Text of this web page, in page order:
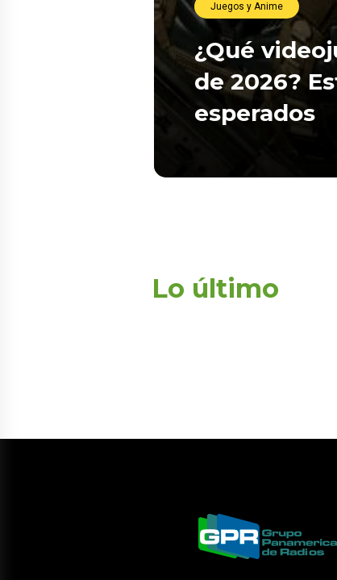
Juegos y Anime
¿Qué
de 2026?
esperados
Lo último